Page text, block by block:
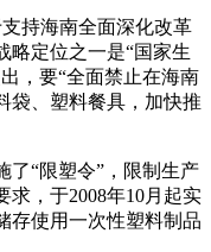
持海南全面深化改革
略定位之一是“国家生
，要“全面禁止在海南
袋、塑料餐具，加快推
“限塑令”，限制生产
求，于2008年10月起实
存使用一次性塑料制品